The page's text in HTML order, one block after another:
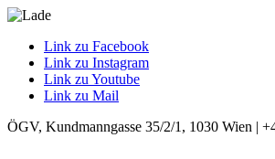
Link zu Facebook
Link zu Instagram
Link zu Youtube
Link zu Mail
ÖGV, Kundmanngasse 35/2/1, 1030 Wien |